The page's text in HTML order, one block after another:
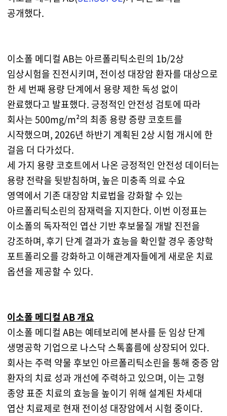
공개했다.
이소폴 메디컬 AB는 아르폴리틱소린의 1b/2상
임상시험을 진전시키며, 전이성 대장암 환자를 대상으로
한 세 번째 용량 단계에서 용량 제한 독성 없이
완료했다고 발표했다. 긍정적인 안전성 검토에 따라
회사는 500mg/m²의 최종 용량 증량 코호트를
시작했으며, 2026년 하반기 계획된 2상 시험 개시에 한
걸음 더 다가섰다.
세 가지 용량 코호트에서 나온 긍정적인 안전성 데이터는
용량 전략을 뒷받침하며, 높은 미충족 의료 수요
영역에서 기존 대장암 치료법을 강화할 수 있는
아르폴리틱소린의 잠재력을 지지한다. 이번 이정표는
이소폴의 독자적인 엽산 기반 후보물질 개발 진전을
강조하며, 후기 단계 결과가 효능을 확인할 경우 종양학
포트폴리오를 강화하고 이해관계자들에게 새로운 치료
옵션을 제공할 수 있다.
이소폴 메디컬 AB 개요
이소폴 메디컬 AB는 예테보리에 본사를 둔 임상 단계
생명공학 기업으로 나스닥 스톡홀름에 상장되어 있다.
회사는 주력 약물 후보인 아르폴리틱소린을 통해 중증 암
환자의 치료 성과 개선에 주력하고 있으며, 이는 고형
종양 표준 치료의 효능을 높이기 위해 설계된 차세대
엽산 치료제로 현재 전이성 대장암에서 시험 중이다.